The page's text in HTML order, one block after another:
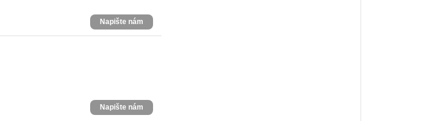
Napište nám
Napište nám